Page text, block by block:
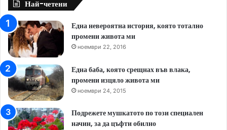
Най-четени
Една невероятна история, която тотално
промени живота ми
ноември 22, 2016
Една баба, която срещнах във влака,
промени изцяло живота ми
ноември 24, 2015
Подрежете мушкатото по този специален
начин, за да цъфти обилно